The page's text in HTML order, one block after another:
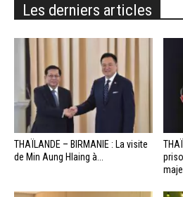
Les derniers articles
THAÏLANDE – BIRMANIE : La visite
de Min Aung Hlaing à...